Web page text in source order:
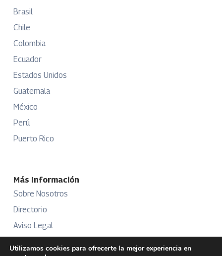
Brasil
Chile
Colombia
Ecuador
Estados Unidos
Guatemala
México
Perú
Puerto Rico
Más Información
Sobre Nosotros
Directorio
Aviso Legal
Utilizamos cookies para ofrecerte la mejor experiencia en